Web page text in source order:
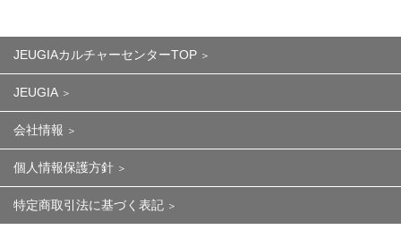
JEUGIAカルチャーセンターTOP
JEUGIA
会社情報
個人情報保護方針
特定商取引法に基づく表記